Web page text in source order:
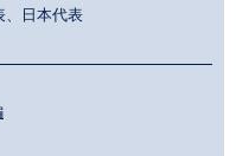
、日本代表